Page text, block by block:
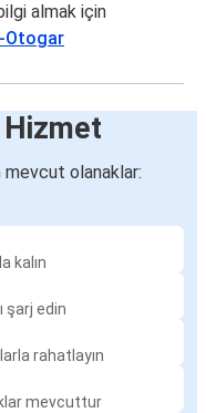
almak için
Otogar
mevcut olanaklar:
kalın
şarj edin
rahatlayın
mevcuttur